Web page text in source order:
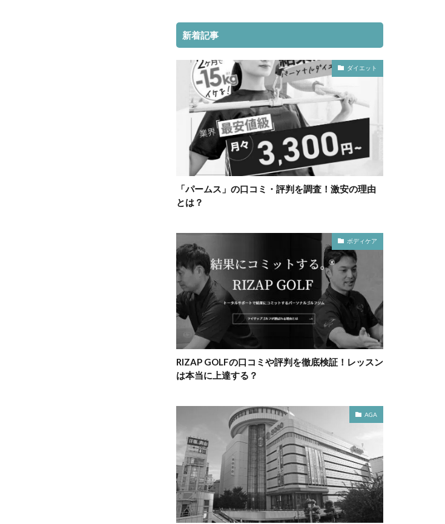
新着記事
ダイエット
「パームス」の口コミ・評判を調査！激安の理由
とは？
ボディケア
RIZAP GOLFの口コミや評判を徹底検証！レッスン
は本当に上達する？
AGA